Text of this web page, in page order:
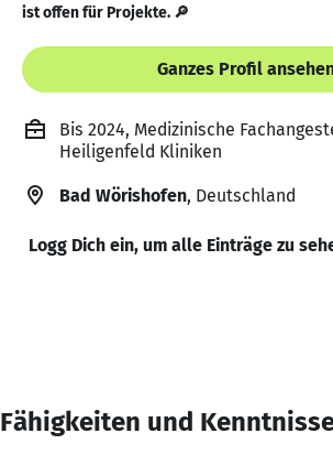
ist offen für Projekte. 🔎
Ganzes Profil
Bis 2024, Medizinische
Heiligenfeld Kliniken
Bad Wörishofen, Deutschland
Logg Dich ein, um alle Einträge zu
Fähigkeiten und